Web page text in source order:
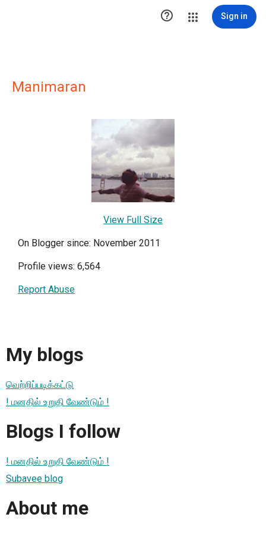
 Sign in
Manimaran
View Full Size
On Blogger since: November 2011
Profile views: 6,564
Report Abuse
My blogs
வெற்றிப்படிக்கட்டு
! மனதில் உறுதி வேண்டும் !
Blogs I follow
! மனதில் உறுதி வேண்டும் !
Subavee blog
About me